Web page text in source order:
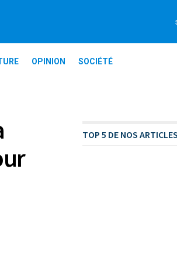
OPINION SOCIÉTÉ
TOP 5 DE NOS ARTICLES